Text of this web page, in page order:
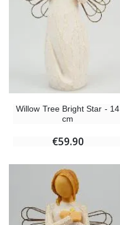
Willow Tree Bright Star - 14
cm
€59.90